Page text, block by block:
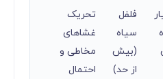
فلفل
سیاه
(بیش
از حد)
تحریک
غشاهای
مخاطی و
احتمال